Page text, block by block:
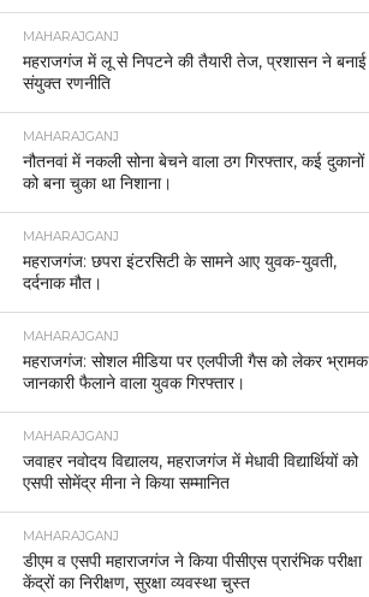
MAHARAJGANJ
महराजगंज में लू से निपटने की तैयारी तेज, प्रशासन ने बनाई
संयुक्त रणनीति
MAHARAJGANJ
नौतनवां में नकली सोना बेचने वाला ठग गिरफ्तार, कई दुकानों
को बना चुका था निशाना।
MAHARAJGANJ
महराजगंज: छपरा इंटरसिटी के सामने आए युवक-युवती,
दर्दनाक मौत।
MAHARAJGANJ
महराजगंज: सोशल मीडिया पर एलपीजी गैस को लेकर भ्रामक
जानकारी फैलाने वाला युवक गिरफ्तार।
MAHARAJGANJ
जवाहर नवोदय विद्यालय, महराजगंज में मेधावी विद्यार्थियों को
एसपी सोमेंद्र मीना ने किया सम्मानित
MAHARAJGANJ
डीएम व एसपी महाराजगंज ने किया पीसीएस प्रारंभिक परीक्षा
केंद्रों का निरीक्षण, सुरक्षा व्यवस्था चुस्त